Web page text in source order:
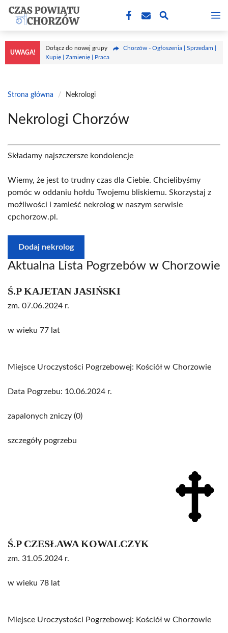
Przejdź
treści
UWAGA!
Dołącz do nowej grupy
Chorzów - Ogłoszenia | Sprzedam |
Kupię | Zamienię | Praca
Strona główna / Nekrologi
Nekrologi Chorzów
Składamy najszczersze kondolencje
Wiemy, że jest to trudny czas dla Ciebie. Chcielibyśmy
pomóc w oddaniu hołdu Twojemu bliskiemu. Skorzystaj z
możliwości i zamieść nekrolog w naszym serwisie
cpchorzow.pl.
Dodaj nekrolog
Aktualna Lista Pogrzebów w Chorzowie
Ś.P KAJETAN JASIŃSKI
zm. 07.06.2024 r.
w wieku 77 lat
Miejsce Uroczystości Pogrzebowej: Kościół w Chorzowie
Data Pogrzebu: 10.06.2024 r.
zapalonych zniczy (0)
szczegóły pogrzebu
Ś.P CZESŁAWA KOWALCZYK
zm. 31.05.2024 r.
w wieku 78 lat
Miejsce Uroczystości Pogrzebowej: Kościół w Chorzowie